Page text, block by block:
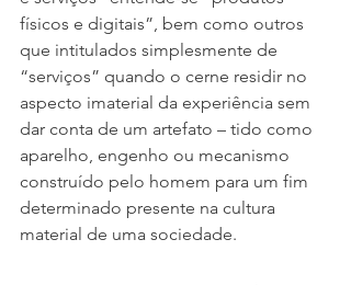
físicos e digitais”, bem como outros
que intitulados simplesmente de
“serviços” quando o cerne residir no
aspecto imaterial da experiência sem
dar conta de um artefato – tido como
aparelho, engenho ou mecanismo
construído pelo homem para um fim
determinado presente na cultura
material de uma sociedade.